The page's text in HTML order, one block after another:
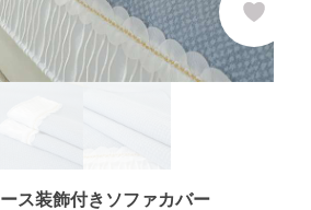
ス装飾付きソファカバー